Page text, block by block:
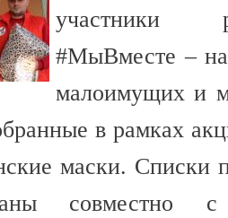
участники
#МыВместе –
малоимущих и
в рамках
маски. Списки
совместно